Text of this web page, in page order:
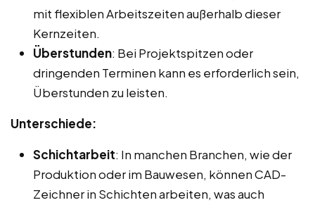
mit flexiblen Arbeitszeiten außerhalb dieser
Kernzeiten.
Überstunden: Bei Projektspitzen oder
dringenden Terminen kann es erforderlich sein,
Überstunden zu leisten.
Unterschiede:
Schichtarbeit: In manchen Branchen, wie der
Produktion oder im Bauwesen, können CAD-
Zeichner in Schichten arbeiten, was auch